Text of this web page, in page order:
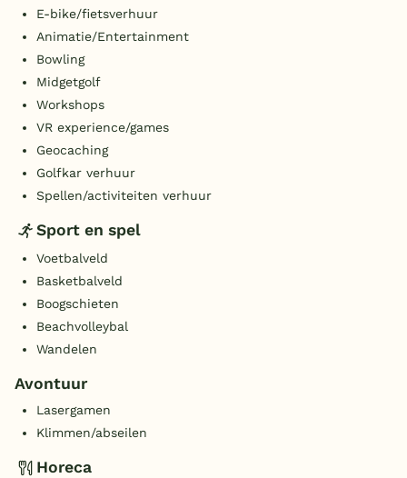
E-bike/fietsverhuur
Animatie/Entertainment
Bowling
Midgetgolf
Workshops
VR experience/games
Geocaching
Golfkar verhuur
Spellen/activiteiten verhuur
Sport en spel
Voetbalveld
Basketbalveld
Boogschieten
Beachvolleybal
Wandelen
Avontuur
Lasergamen
Klimmen/abseilen
Horeca